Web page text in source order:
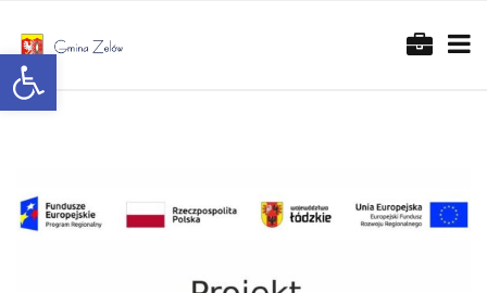
Otwórz pasek narzędzi